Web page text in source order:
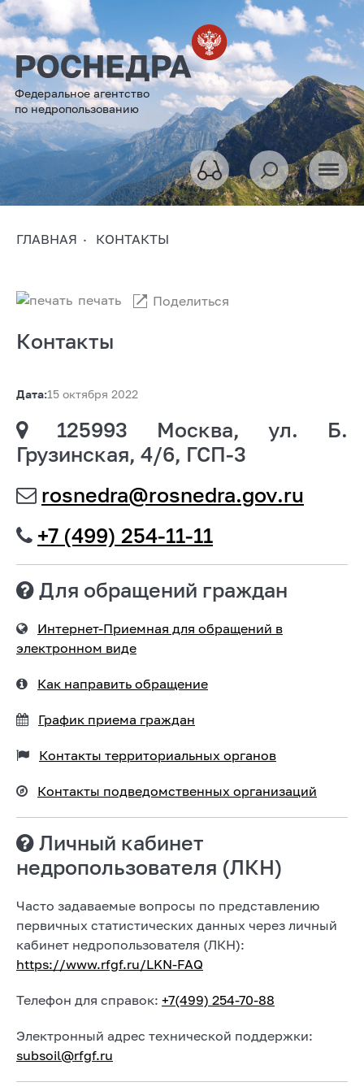
Федеральное агентство
по недропользованию
ГЛАВНАЯ КОНТАКТЫ
печать Поделиться
Контакты
Дата:15 октября 2022
125993 Москва, ул. Б.
Грузинская, 4/6, ГСП-3
rosnedra@rosnedra.gov.ru
+7 (499) 254-11-11
Для обращений граждан
Интернет-Приемная для обращений в
электронном виде
Как направить обращение
График приема граждан
Контакты территориальных органов
Контакты подведомственных организаций
Личный кабинет
недропользователя (ЛКН)
Часто задаваемые вопросы по представлению
первичных статистических данных через личный
кабинет недропользователя (ЛКН):
https://www.rfgf.ru/LKN-FAQ
Телефон для справок: +7(499) 254-70-88
Электронный адрес технической поддержки:
subsoil@rfgf.ru